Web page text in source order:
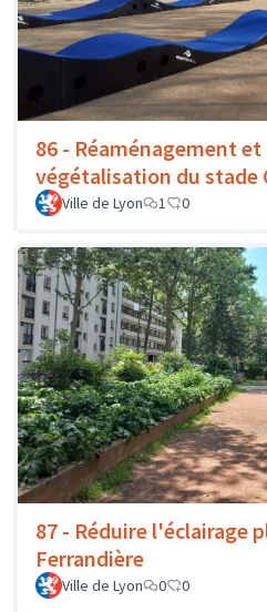
86 - Réaménagement et
végétalisation du stade
Ville de Lyon 1 0
87 - Réduire l'éclairage
Ferrandière
Ville de Lyon 0 0